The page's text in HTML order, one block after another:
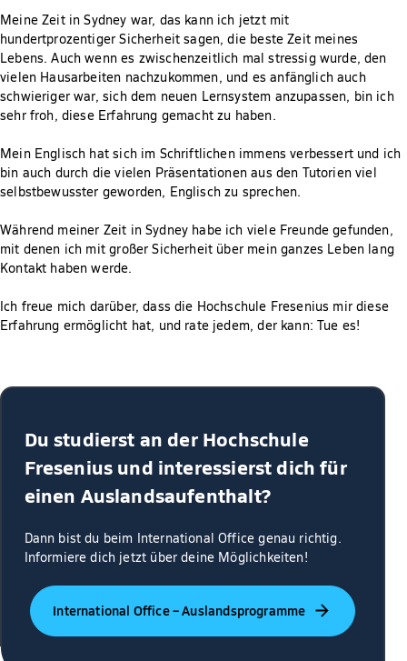
Meine Zeit in Sydney war, das kann ich jetzt mit
hundertprozentiger Sicherheit sagen, die beste Zeit meines
Lebens. Auch wenn es zwischenzeitlich mal stressig wurde, den
vielen Hausarbeiten nachzukommen, und es anfänglich auch
schwieriger war, sich dem neuen Lernsystem anzupassen, bin ich
sehr froh, diese Erfahrung gemacht zu haben.
Mein Englisch hat sich im Schriftlichen immens verbessert und ich
bin auch durch die vielen Präsentationen aus den Tutorien viel
selbstbewusster geworden, Englisch zu sprechen.
Während meiner Zeit in Sydney habe ich viele Freunde gefunden,
mit denen ich mit großer Sicherheit über mein ganzes Leben lang
Kontakt haben werde.
Ich freue mich darüber, dass die Hochschule Fresenius mir diese
Erfahrung ermöglicht hat, und rate jedem, der kann: Tue es!
Du studierst an der Hochschule
Fresenius und interessierst dich für
einen Auslandsaufenthalt?
Dann bist du beim International Office genau richtig.
Informiere dich jetzt über deine Möglichkeiten!
International Office – Auslandsprogramme